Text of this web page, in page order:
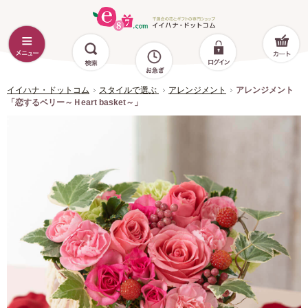
イイハナ・ドットコム スタイルで選ぶ アレンジメント
アレンジメント
「恋するベリー～Ｈeart basket～」